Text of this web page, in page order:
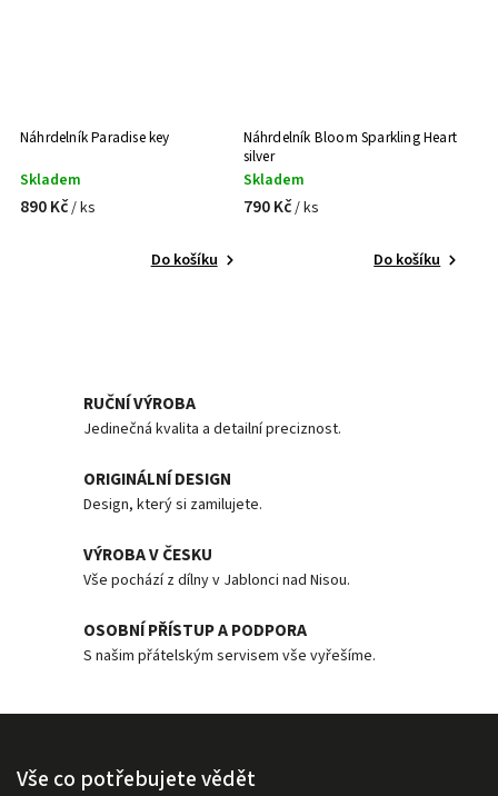
Náhrdelník Paradise key
Skladem
890 Kč/ ks
Do košíku
Náhrdelník Bloom Sparkling Heart
silver
Skladem
790 Kč/ ks
Do košíku
RUČNÍ VÝROBA
Jedinečná kvalita a detailní preciznost.
ORIGINÁLNÍ DESIGN
Design, který si zamilujete.
VÝROBA V ČESKU
Vše pochází z dílny v Jablonci nad Nisou.
OSOBNÍ PŘÍSTUP A PODPORA
S našim přátelským servisem vše vyřešíme.
Vše co potřebujete vědět